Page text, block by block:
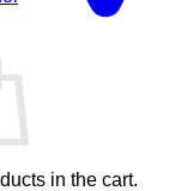
in the cart.